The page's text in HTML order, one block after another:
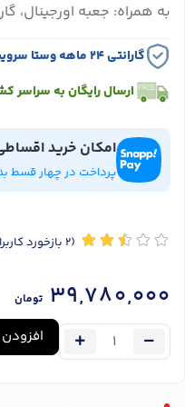
به همراه: جعبه اورجینال،
گارانتی ۲۴ ماهه وستا سرویس
ارسال رایگان به سراسر
امکان خرید
پرداخت در چهار قسط
(2 بازخورد
39,780,000 تومان